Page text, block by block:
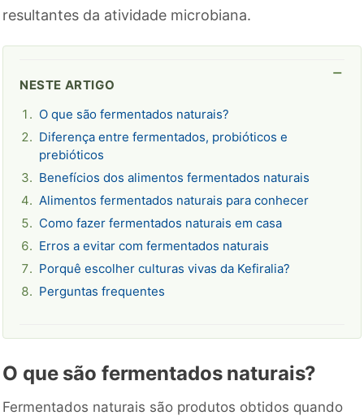
resultantes da atividade microbiana.
NESTE ARTIGO
O que são fermentados naturais?
Diferença entre fermentados, probióticos e
prebióticos
Benefícios dos alimentos fermentados naturais
Alimentos fermentados naturais para conhecer
Como fazer fermentados naturais em casa
Erros a evitar com fermentados naturais
Porquê escolher culturas vivas da Kefiralia?
Perguntas frequentes
O que são fermentados naturais?
Fermentados naturais são produtos obtidos quando